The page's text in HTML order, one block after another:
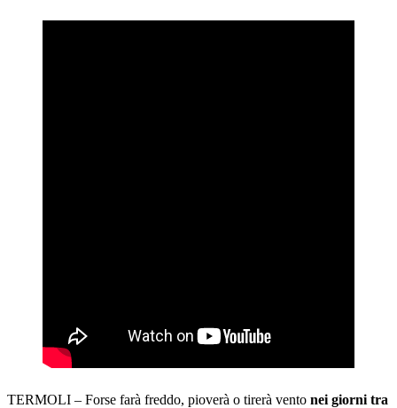
TERMOLI – Forse farà freddo, pioverà o tirerà vento nei giorni tra